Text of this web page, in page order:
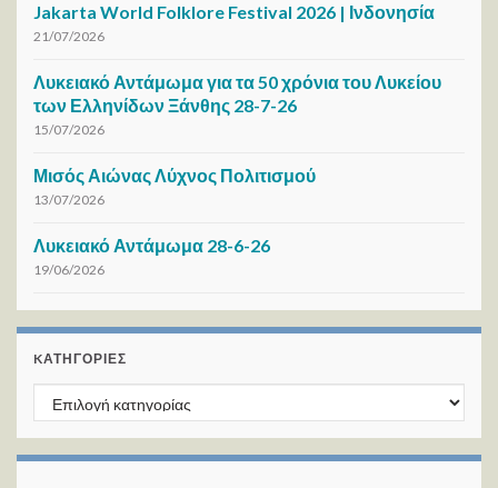
Jakarta World Folklore Festival 2026 | Ινδονησία
21/07/2026
Λυκειακό Αντάμωμα για τα 50 χρόνια του Λυκείου
των Ελληνίδων Ξάνθης 28-7-26
15/07/2026
Μισός Αιώνας Λύχνος Πολιτισμού
13/07/2026
Λυκειακό Αντάμωμα 28-6-26
19/06/2026
KΑΤΗΓΟΡΊΕΣ
Kατηγορίες